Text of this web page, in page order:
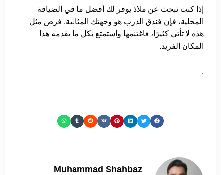
إذا كنت تبحث عن ملاذ يوفر لك أفضل ما في الضيافة
المحلية، فإن فندق الدرب هو وجهتك المثالية. فرص مثل
هذه لا تأتي كثيرًا، فاغتنمها واستمتع بكل ما يقدمه هذا
المكان الفريد.
.
Muhammad Shahbaz